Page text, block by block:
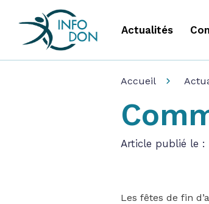
Actualités
Accueil
Article publié le :
Les fêtes de fin